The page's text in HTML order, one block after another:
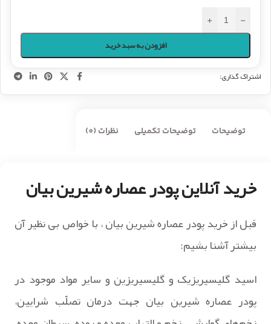
-
+
افزودن به سبد خرید
اشتراک گذاری:
توضیحات توضیحات تکمیلی نظرات (0)
خرید آنلاین پودر عصاره شیرین بیان
قبل از خرید پودر عصاره شیرین بیان ، با خواص بی نظیر آن
بیشتر آشنا بشیم:
اسید گلیسیریزیک و گلیسیریزین و سایر مواد موجود در
پودر عصاره شیرین بیان جهت درمان تصلّب شرایین،